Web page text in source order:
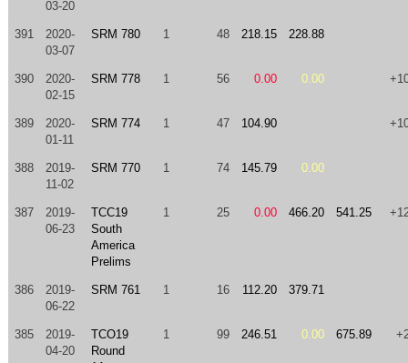
03-20
391
2020-
03-07
SRM 780 1 48 218.15 228.88
390
2020-
02-15
SRM 778 1 56 0.00 0.00
389
2020-
01-11
SRM 774 1 47 104.90
388
2019-
11-02
SRM 770 1 74 145.79 0.00
387
2019-
06-23
TCC19
South
America
Prelims
1 25 0.00 466.20 541.25
386
2019-
06-22
SRM 761 1 16 112.20 379.71
385
2019-
04-20
TCO19
Round
1 99 246.51 0.00 675.89